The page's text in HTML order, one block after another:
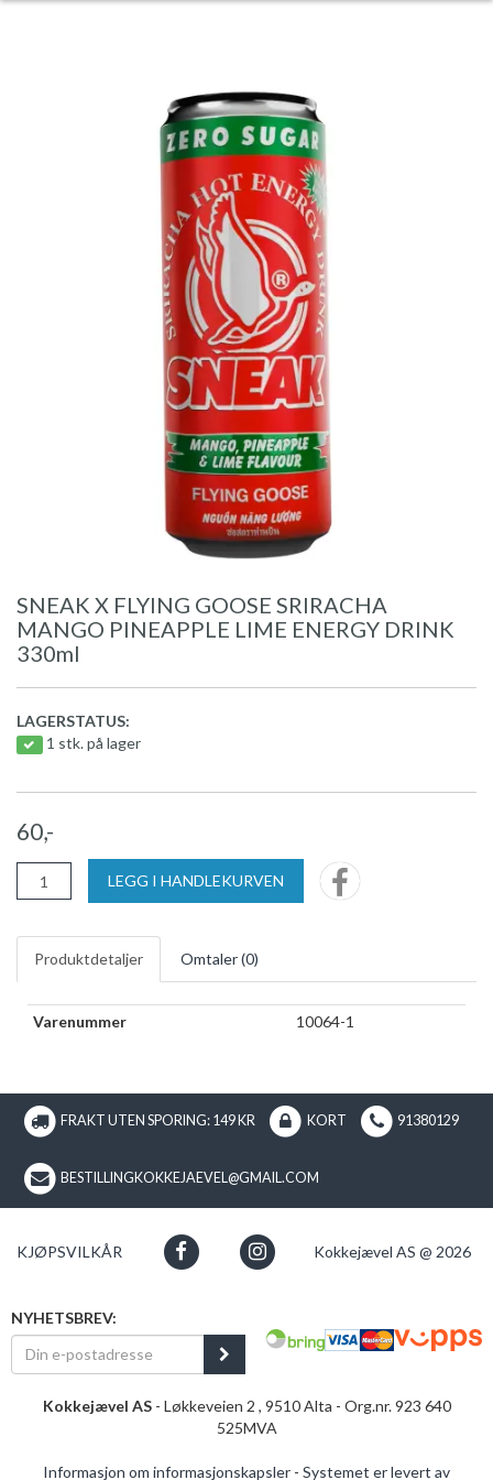
SNEAK X FLYING GOOSE SRIRACHA
MANGO PINEAPPLE LIME ENERGY DRINK
330ml
LAGERSTATUS:
1 stk. på lager
60,-
LEGG I HANDLEKURVEN
Produktdetaljer Omtaler (0)
Varenummer 10064-1
FRAKT UTEN SPORING: 149 KR KORT 91380129
BESTILLINGKOKKEJAEVEL@GMAIL.COM
KJØPSVILKÅR Kokkejævel AS @ 2026
NYHETSBREV:
Kokkejævel AS- Løkkeveien 2 , 9510 Alta - Org.nr. 923 640
525MVA
Informasjon om informasjonskapsler - Systemet er levert av